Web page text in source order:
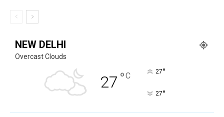
NEW DELHI
Overcast Clouds
27 °C 27°
27°